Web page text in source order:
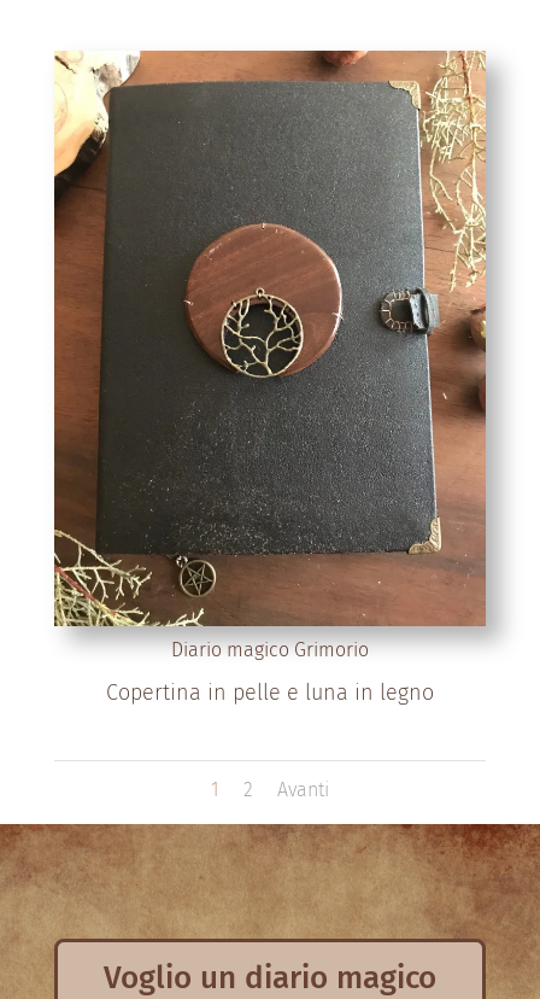
Diario magico Grimorio
Copertina in pelle e luna in legno
1 2 Avanti
Voglio un diario magico